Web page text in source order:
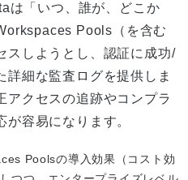
は「いつ、誰が、どこか
Pools（を含む
スしようとし、認証に成功/
詳細な監査ログを提供しま
アクセスの追跡やコンプラ
容易になります。
Poolsの導入効果（コスト効